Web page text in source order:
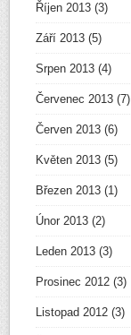
Říjen 2013 (3)
Září 2013 (5)
Srpen 2013 (4)
Červenec 2013 (7)
Červen 2013 (6)
Květen 2013 (5)
Březen 2013 (1)
Únor 2013 (2)
Leden 2013 (3)
Prosinec 2012 (3)
Listopad 2012 (3)